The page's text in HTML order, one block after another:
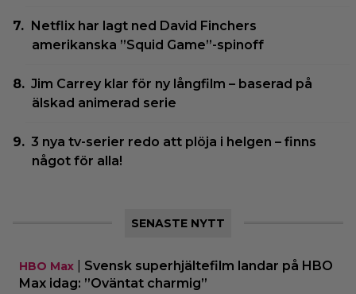
Netflix har lagt ned David Finchers
amerikanska ”Squid Game”-spinoff
Jim Carrey klar för ny långfilm – baserad på
älskad animerad serie
3 nya tv-serier redo att plöja i helgen – finns
något för alla!
SENASTE NYTT
HBO Max
Svensk superhjältefilm landar på HBO
Max idag: ”Oväntat charmig”